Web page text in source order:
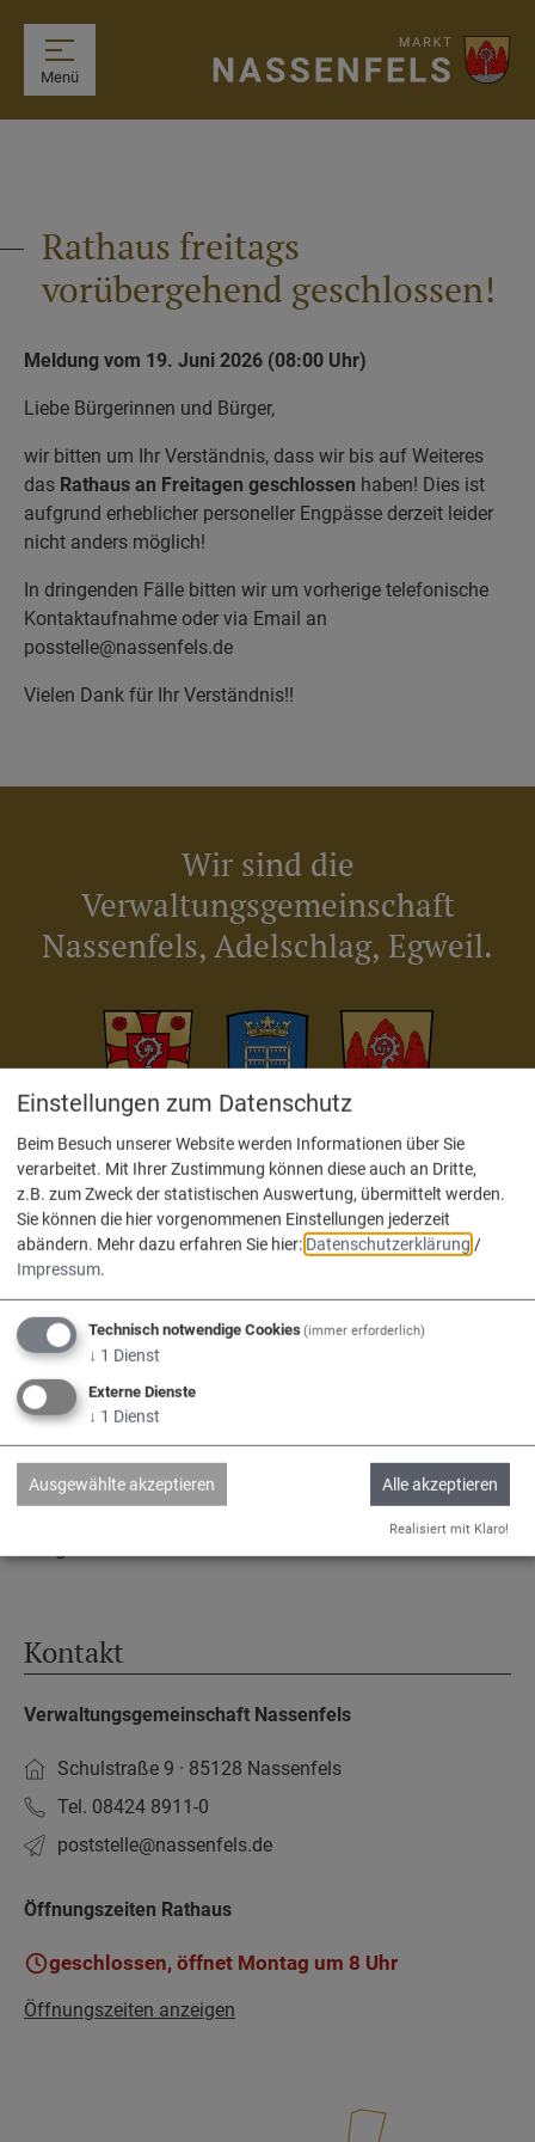
Menü
Rathaus freitags
vorübergehend geschlossen!
Meldung vom 19. Juni 2026 (08:00 Uhr)
Liebe Bürgerinnen und Bürger,
wir bitten um Ihr Verständnis, dass wir bis auf Weiteres
das Rathaus an Freitagen geschlossen haben! Dies ist
aufgrund erheblicher personeller Engpässe derzeit leider
nicht anders möglich!
In dringenden Fälle bitten wir um vorherige telefonische
Kontaktaufnahme oder via Email an
posstelle@nassenfels.de
Vielen Dank für Ihr Verständnis!!
Wir sind die
Verwaltungsgemeinschaft
Nassenfels, Adelschlag, Egweil.
Adelschlag Egweil Nassenfels
Service
Kontakt & Öffnungszeiten
Impressum
Datenschutz
Barrierefreiheit
www.vg-nassenfels.de
Kontakt
Verwaltungsgemeinschaft Nassenfels
Schulstraße 9 · 85128 Nassenfels
Tel. 08424 8911-0
poststelle­@nassenfels.de
Öffnungszeiten Rathaus
geschlossen, öffnet Montag um 8 Uhr
Öffnungszeiten anzeigen
Einstellungen zum Datenschutz
Beim Besuch unserer Website werden Informationen über Sie
verarbeitet. Mit Ihrer Zustimmung können diese auch an Dritte,
z.B. zum Zweck der statistischen Auswertung, übermittelt werden.
Sie können die hier vorgenommenen Einstellungen jederzeit
abändern. Mehr dazu erfahren Sie hier: Datenschutzerklärung /
Impressum.
Technisch notwendige Cookies(immer erforderlich)
↓ 1 Dienst
Externe Dienste
↓ 1 Dienst
Ausgewählte akzeptieren Alle akzeptieren
Realisiert mit Klaro!